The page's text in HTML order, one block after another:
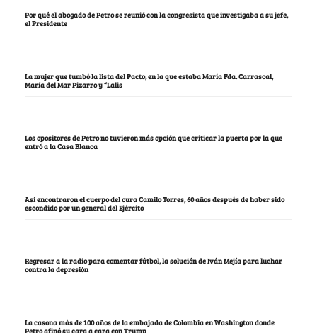
Por qué el abogado de Petro se reunió con la congresista que investigaba a su jefe,
el Presidente
La mujer que tumbó la lista del Pacto, en la que estaba María Fda. Carrascal,
María del Mar Pizarro y “Lalis
Los opositores de Petro no tuvieron más opción que criticar la puerta por la que
entró a la Casa Blanca
Así encontraron el cuerpo del cura Camilo Torres, 60 años después de haber sido
escondido por un general del Ejército
Regresar a la radio para comentar fútbol, la solución de Iván Mejía para luchar
contra la depresión
La casona más de 100 años de la embajada de Colombia en Washington donde